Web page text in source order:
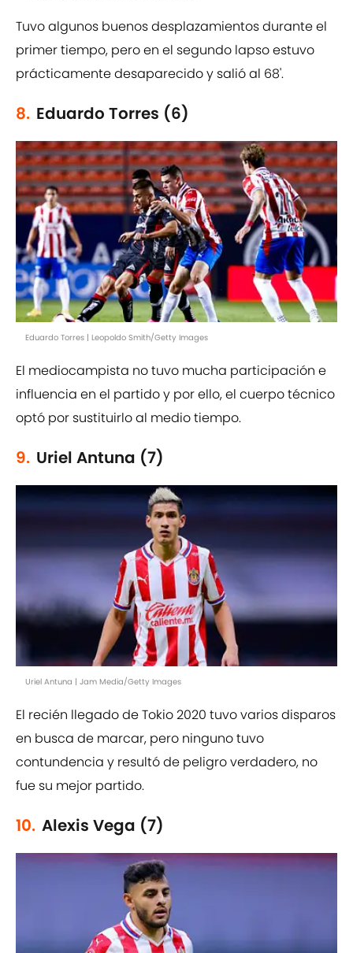
Tuvo algunos buenos desplazamientos durante el
primer tiempo, pero en el segundo lapso estuvo
prácticamente desaparecido y salió al 68'.
8. Eduardo Torres (6)
Eduardo Torres | Leopoldo Smith/Getty Images
El mediocampista no tuvo mucha participación e
influencia en el partido y por ello, el cuerpo técnico
optó por sustituirlo al medio tiempo.
9. Uriel Antuna (7)
Uriel Antuna | Jam Media/Getty Images
El recién llegado de Tokio 2020 tuvo varios disparos
en busca de marcar, pero ninguno tuvo
contundencia y resultó de peligro verdadero, no
fue su mejor partido.
10. Alexis Vega (7)